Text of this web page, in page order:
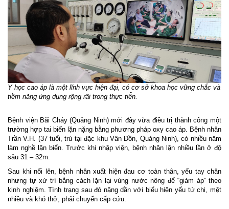
Y học cao áp là một lĩnh vực hiện đại, có cơ sở khoa học vững chắc và
tiềm năng ứng dụng rộng rãi trong thực tiễn.
Bệnh viện Bãi Cháy (Quảng Ninh) mới đây vừa điều trị thành công một
trường hợp tai biến lặn nặng bằng phương pháp oxy cao áp. Bệnh nhân
Trần V.H. (37 tuổi, trú tại đặc khu Vân Đồn, Quảng Ninh), có nhiều năm
làm nghề lặn biển. Trước khi nhập viện, bệnh nhân lặn nhiều lần ở độ
sâu 31 – 32m.
Sau khi nổi lên, bệnh nhân xuất hiện đau cơ toàn thân, yếu tay chân
nhưng tự xử trí bằng cách lặn lại vùng nước nông để “giảm áp” theo
kinh nghiệm. Tình trạng sau đó nặng dần với biểu hiện yếu tứ chi, mệt
nhiều và khó thở, phải chuyển cấp cứu.